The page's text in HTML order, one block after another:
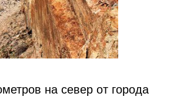
на север от города